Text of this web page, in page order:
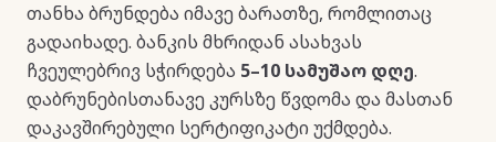
თანხა ბრუნდება იმავე ბარათზე, რომლითაც
გადაიხადე. ბანკის მხრიდან ასახვას
ჩვეულებრივ სჭირდება 5–10 სამუშაო დღე.
დაბრუნებისთანავე კურსზე წვდომა და მასთან
დაკავშირებული სერტიფიკატი უქმდება.